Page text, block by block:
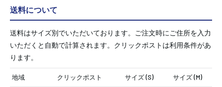
送料について
送料はサイズ別でいただいております。ご注文時にご住所を入力
いただくと自動で計算されます。クリックポストは利用条件があ
ります。
地域 クリックポスト サイズ (S) サイズ (M)